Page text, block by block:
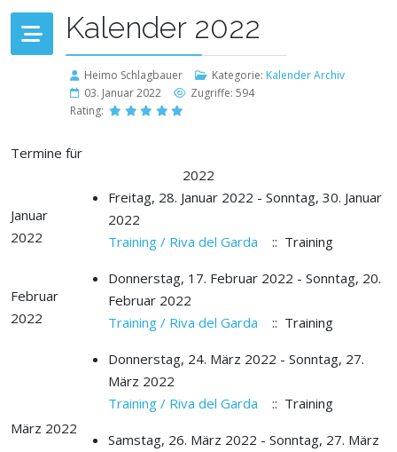
Kalender 2022
Heimo Schlagbauer Kategorie: Kalender Archiv
03. Januar 2022
Zugriffe: 594
Rating:
Termine für
2022
Januar
2022
Freitag, 28. Januar 2022 - Sonntag, 30. Januar
2022
Training / Riva del Garda
:: Training
Februar
2022
Donnerstag, 17. Februar 2022 - Sonntag, 20.
Februar 2022
Training / Riva del Garda
:: Training
März 2022
Donnerstag, 24. März 2022 - Sonntag, 27.
März 2022
Training / Riva del Garda
:: Training
Samstag, 26. März 2022 - Sonntag, 27. März